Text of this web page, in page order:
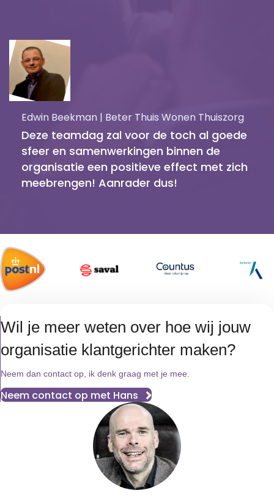
Edwin Beekman | Beter Thuis Wonen Thuiszorg
Deze teamdag zal voor de toch al goede
sfeer en samenwerkingen binnen de
organisatie een positieve effect met zich
meebrengen! Aanrader dus!
Wil je meer weten over hoe wij jouw
organisatie klantgerichter maken?
Neem dan contact op, ik denk graag met je mee.
Neem contact op met Hans